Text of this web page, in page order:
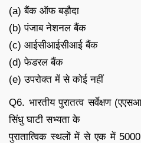
(a) बैंक ऑफ बड़ौदा
(b) पंजाब नेशनल बैंक
(c) आईसीआईसीआई बैंक
(d) फेडरल बैंक
(e) उपरोक्त में से कोई नहीं
Q6. भारतीय पुरातत्व सर्वेक्षण
सिंधु घाटी सभ्यता के
पुरातात्विक स्थलों में से एक में